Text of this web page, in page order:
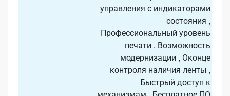
управления с индикаторами
состояния ,
Профессиональный уровень
печати , Возможность
модернизации , Оконце
контроля наличия ленты ,
Быстрый доступ к